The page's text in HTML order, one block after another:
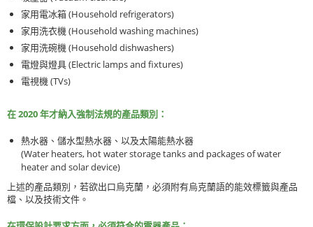
家用電冰箱 (Household refrigerators)
家用洗衣機 (Household washing machines)
家用洗碗機 (Household dishwashers)
電燈與燈具 (Electric lamps and fixtures)
電視機 (TVs)
在 2020 年才納入強制法規的產品類別：
熱水器、儲水型熱水器、以及太陽能熱水器
(Water heaters, hot water storage tanks and packages of water
heater and solar device)
上述的產品類別，若欲出口烏克蘭，必須附有烏克蘭語的能效標籤與產品
檔、以及技術文件。